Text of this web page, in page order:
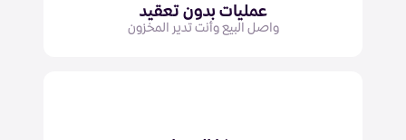
عمليات بدون تعقيد
واصل البيع وأنت تدير المخزون